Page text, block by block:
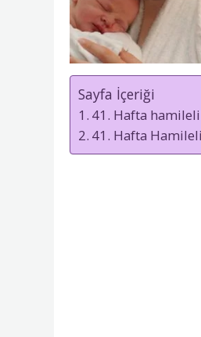
Sayfa İçeriği
41. Hafta
41. Hafta